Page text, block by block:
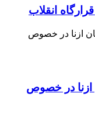
انقلاب
ازنا در خصوص